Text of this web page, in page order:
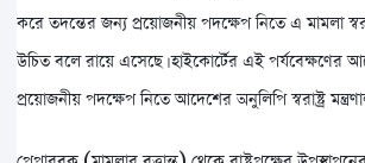
করে তদন্তের জন্য প্রয়োজনীয় পদক্ষেপ নিতে এ মামলা
উচিত বলে রায়ে এসেছে। হাইকোর্টের এই পর্যবেক্ষণের
প্রয়োজনীয় পদক্ষেপ নিতে আদেশের অনুলিপি স্বরাষ্ট্র